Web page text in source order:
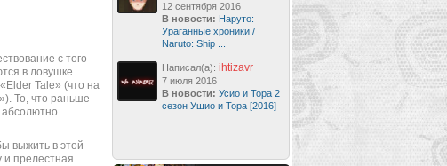
12 сентября 2016
В новости: Наруто:
Ураганные хроники /
Naruto: Ship ...
Написал(а): ihtizavr
7 июля 2016
В новости: Усио и Тора 2
сезон Ушио и Тора [2016]
с того
в ловушке
Tale» (что на
То, что раньше
выжить в этой
и прелестная